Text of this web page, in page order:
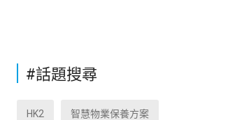
#話題搜尋
HK2 智慧物業保養方案